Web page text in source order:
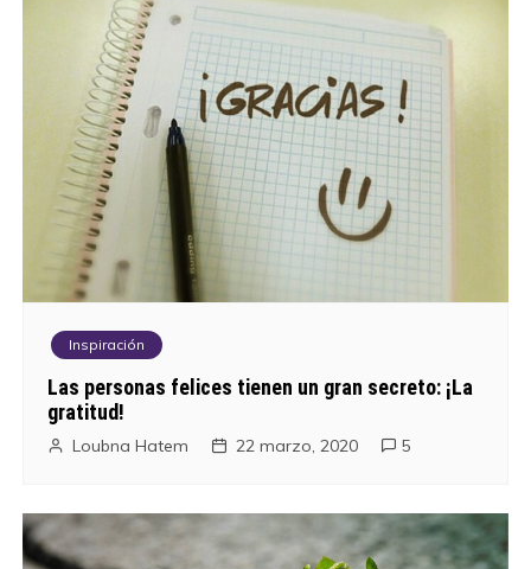
Inspiración
Las personas felices tienen un gran secreto: ¡La
gratitud!
Loubna Hatem 22 marzo, 2020 5